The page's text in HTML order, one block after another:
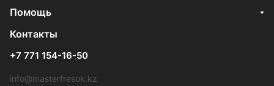
Помощь
Контакты
+7 771 154-16-50
info@masterfresok.kz